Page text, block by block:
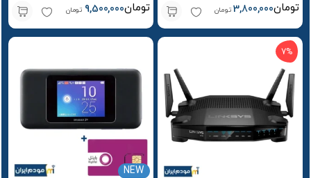
3,800,000 تومان تومان 9,500,000 تومان تومان
7%
NEW